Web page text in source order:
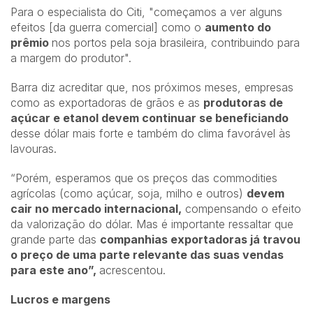
Para o especialista do Citi, "começamos a ver alguns
efeitos [da guerra comercial] como o aumento do
prêmio nos portos pela soja brasileira, contribuindo para
a margem do produtor".
Barra diz acreditar que, nos próximos meses, empresas
como as exportadoras de grãos e as produtoras de
açúcar e etanol devem continuar se beneficiando
desse dólar mais forte e também do clima favorável às
lavouras.
“Porém, esperamos que os preços das commodities
agrícolas (como açúcar, soja, milho e outros) devem
cair no mercado internacional, compensando o efeito
da valorização do dólar. Mas é importante ressaltar que
grande parte das companhias exportadoras já travou
o preço de uma parte relevante das suas vendas
para este ano”, acrescentou.
Lucros e margens